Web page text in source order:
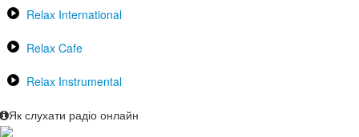
Relax International
Relax Cafe
Relax Instrumental
Як слухати радіо онлайн